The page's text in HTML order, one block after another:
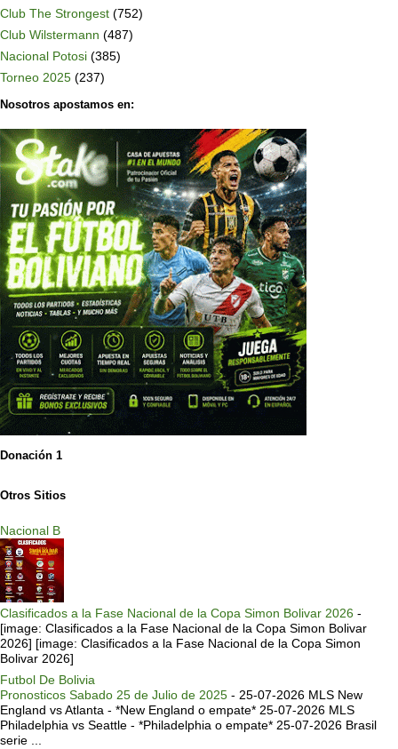
Club The Strongest (752)
Club Wilstermann (487)
Nacional Potosi (385)
Torneo 2025 (237)
Nosotros apostamos en:
Donación 1
Otros Sitios
Nacional B
Clasificados a la Fase Nacional de la Copa Simon Bolivar 2026 -
[image: Clasificados a la Fase Nacional de la Copa Simon Bolivar
2026] [image: Clasificados a la Fase Nacional de la Copa Simon
Bolivar 2026]
Futbol De Bolivia
Pronosticos Sabado 25 de Julio de 2025 - 25-07-2026 MLS New
England vs Atlanta - *New England o empate* 25-07-2026 MLS
Philadelphia vs Seattle - *Philadelphia o empate* 25-07-2026 Brasil
serie ...